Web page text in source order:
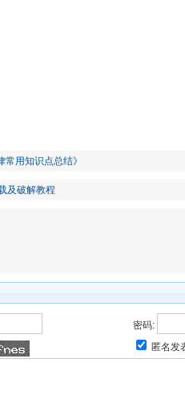
常用知识点总结》
及破解教程
密码:
匿名发